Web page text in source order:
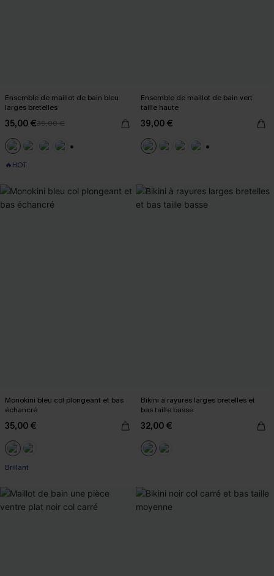
Ensemble de maillot de bain bleu
larges bretelles
35,00 €39,00 €
🔥HOT
Ensemble de maillot de bain vert
taille haute
39,00 €
Monokini bleu col plongeant et bas
échancré
35,00 €
Brillant
Bikini à rayures larges bretelles et
bas taille basse
32,00 €